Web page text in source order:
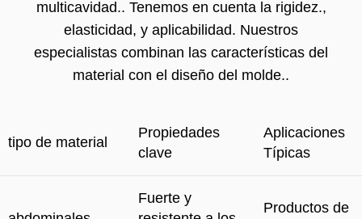
multicavidad.. Tenemos en cuenta la rigidez.,
elasticidad, y aplicabilidad. Nuestros
especialistas combinan las características del
material con el diseño del molde..
tipo de material
Propiedades
clave
Aplicaciones
Típicas
Fuerte y
Productos de